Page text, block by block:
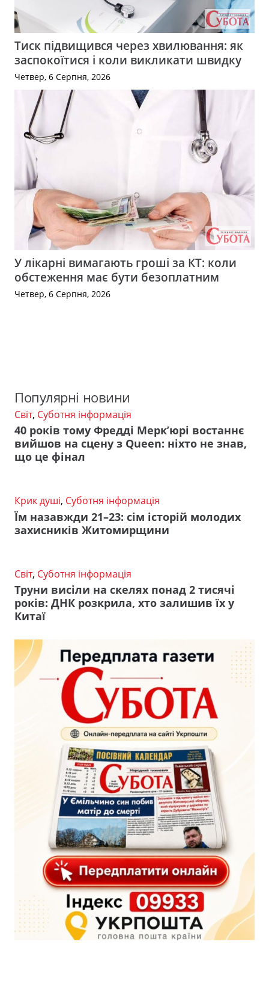
Тиск підвищився через хвилювання: як
заспокоїтися і коли викликати швидку
Четвер, 6 Серпня, 2026
У лікарні вимагають гроші за КТ: коли
обстеження має бути безоплатним
Четвер, 6 Серпня, 2026
Популярні новини
Світ, Суботня інформація
40 років тому Фредді Мерк’юрі востаннє
вийшов на сцену з Queen: ніхто не знав,
що це фінал
Крик душі, Суботня інформація
Їм назавжди 21–23: сім історій молодих
захисників Житомирщини
Світ, Суботня інформація
Труни висіли на скелях понад 2 тисячі
років: ДНК розкрила, хто залишив їх у
Китаї